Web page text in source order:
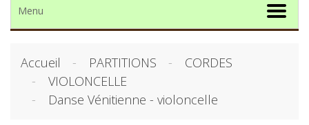
Menu
Accueil PARTITIONS
CORDES
VIOLONCELLE
Danse Vénitienne - violoncelle